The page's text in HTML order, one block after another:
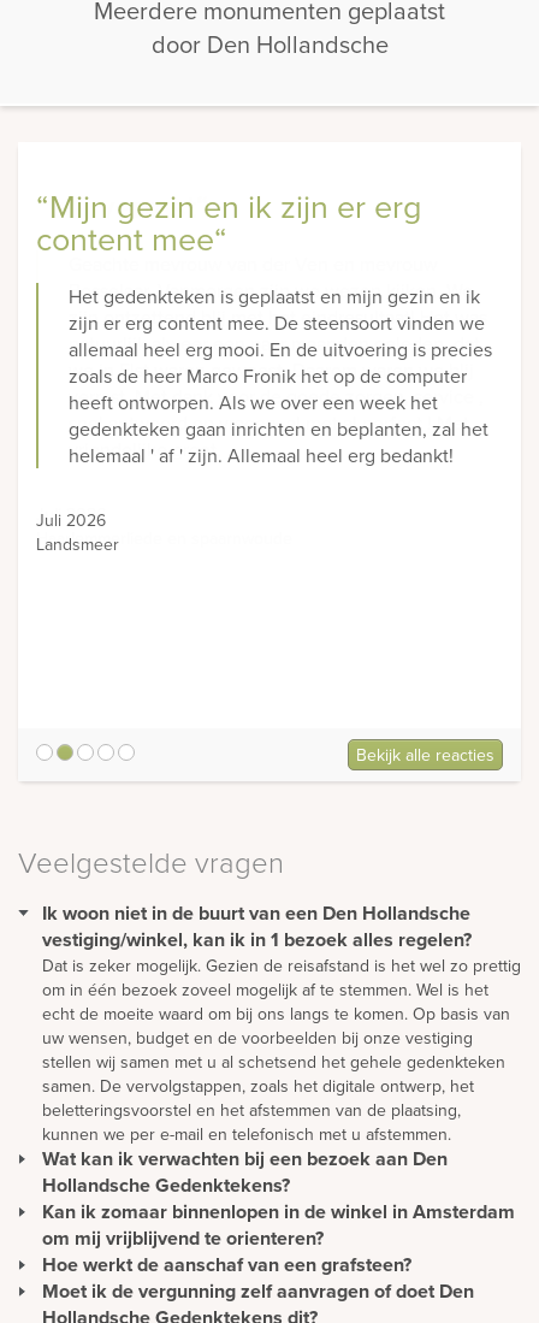
Meerdere monumenten geplaatst
door Den Hollandsche
Bekijk alle reacties
“Mijn gezin en ik zijn er erg
content mee“
Het gedenkteken is geplaatst en mijn gezin en ik
zijn er erg content mee. De steensoort vinden we
allemaal heel erg mooi. En de uitvoering is precies
zoals de heer Marco Fronik het op de computer
heeft ontworpen. Als we over een week het
gedenkteken gaan inrichten en beplanten, zal het
helemaal ' af ' zijn. Allemaal heel erg bedankt!
Juli 2026
Landsmeer
Veelgestelde vragen
Ik woon niet in de buurt van een Den Hollandsche
vestiging/winkel, kan ik in 1 bezoek alles regelen?
Dat is zeker mogelijk. Gezien de reisafstand is het wel zo prettig
om in één bezoek zoveel mogelijk af te stemmen. Wel is het
echt de moeite waard om bij ons langs te komen. Op basis van
uw wensen, budget en de voorbeelden bij onze vestiging
stellen wij samen met u al schetsend het gehele gedenkteken
samen. De vervolgstappen, zoals het digitale ontwerp, het
beletteringsvoorstel en het afstemmen van de plaatsing,
kunnen we per e-mail en telefonisch met u afstemmen.
Wat kan ik verwachten bij een bezoek aan Den
Hollandsche Gedenktekens?
In een prettige sfeer en in alle rust kunt u de vele voorbeelden
in één van onze showrooms bekijken. U vindt er een grote
selectie aan materialen, accessoires, beelden, lantaarns,
beletteringsvoorbeelden en nog veel meer. In onze
inspiratietuinen in o.a. Elst. Tilburg, Wezep en Rotterdam kunt u
Kan ik zomaar binnenlopen in de winkel in Amsterdam
om mij vrijblijvend te orienteren?
U kunt gewoon langskomen om rustig ideeën op te doen en te
oriënteren. Wilt u advies? Dan is het verstandig om een afspraak
te maken. Zo hoeft u niet onnodig te wachten en wordt u direct
Hoe werkt de aanschaf van een grafsteen?
De aanschaf van een grafmonument begint vaak bij de
orieëntatie. Daarna verwerken wij ideeën die u heeft in een
Moet ik de vergunning zelf aanvragen of doet Den
Hollandsche Gedenktekens dit?